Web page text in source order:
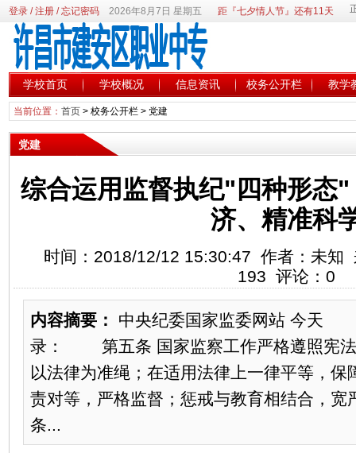
登录/注册/忘记密码 2026年8月7日 星期五 距『七夕情人节』还有11天
学校首页 学校概况 信息资讯 校务公开栏 教学
当前位置： 首页> 校务公开栏> 党建
党建
综合运用监督执纪"四种形态
济、精准科
时间：2018/12/12 15:30:47 作者：未知
193 评论：0
内容摘要：
中央纪委国家监委网站 今天
录： 第五条 国家监察工作严格遵照宪法
以法律为准绳；在适用法律上一律平等，保
责对等，严格监督；惩戒与教育相结合
条...